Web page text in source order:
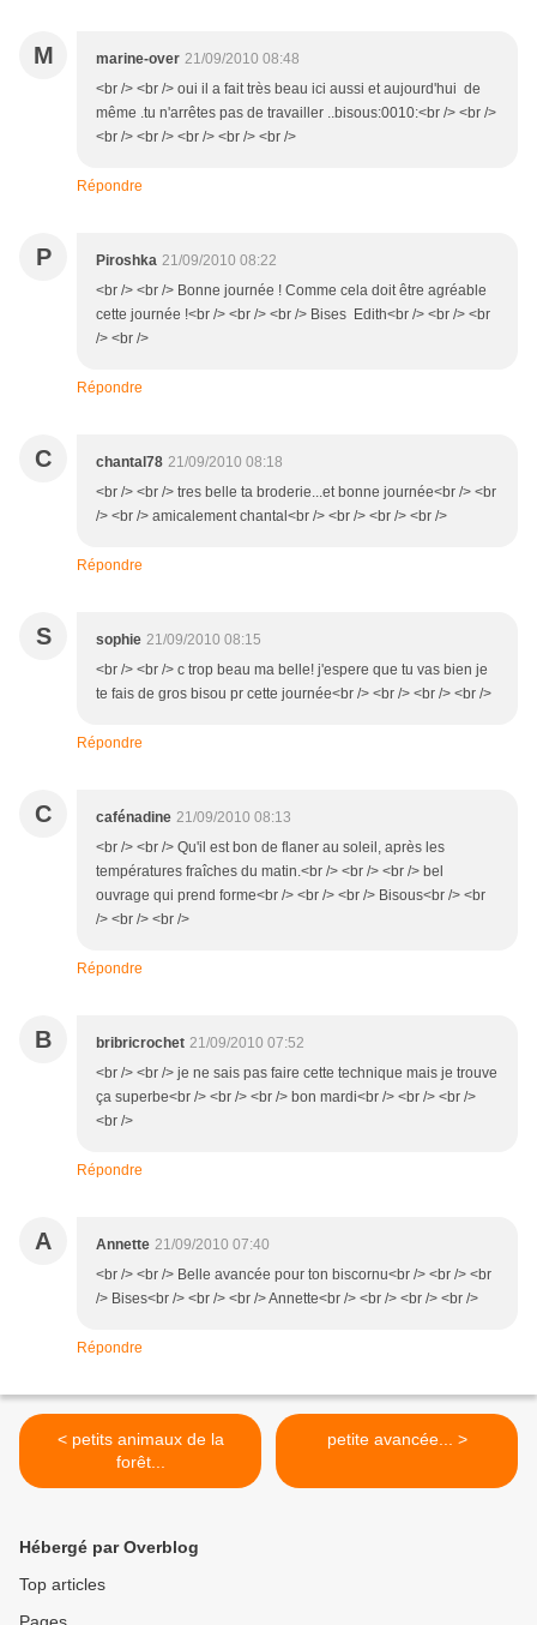
M marine-over 21/09/2010 08:48
<br /> <br /> oui il a fait très beau ici aussi et aujourd'hui de
même .tu n'arrêtes pas de travailler ..bisous:0010:<br /> <br />
<br /> <br /> <br /> <br /> <br />
Répondre
P Piroshka 21/09/2010 08:22
<br /> <br /> Bonne journée ! Comme cela doit être agréable
cette journée !<br /> <br /> <br /> Bises Edith<br /> <br /> <br
/> <br />
Répondre
C chantal78 21/09/2010 08:18
<br /> <br /> tres belle ta broderie...et bonne journée<br /> <br
/> <br /> amicalement chantal<br /> <br /> <br /> <br />
Répondre
S sophie 21/09/2010 08:15
<br /> <br /> c trop beau ma belle! j'espere que tu vas bien je
te fais de gros bisou pr cette journée<br /> <br /> <br /> <br />
Répondre
C cafénadine 21/09/2010 08:13
<br /> <br /> Qu'il est bon de flaner au soleil, après les
températures fraîches du matin.<br /> <br /> <br /> bel
ouvrage qui prend forme<br /> <br /> <br /> Bisous<br /> <br
/> <br /> <br />
Répondre
B bribricrochet 21/09/2010 07:52
<br /> <br /> je ne sais pas faire cette technique mais je trouve
ça superbe<br /> <br /> <br /> bon mardi<br /> <br /> <br />
<br />
Répondre
A Annette 21/09/2010 07:40
<br /> <br /> Belle avancée pour ton biscornu<br /> <br /> <br
/> Bises<br /> <br /> <br /> Annette<br /> <br /> <br /> <br />
Répondre
< petits animaux de la
forêt...
petite avancée... >
Hébergé par Overblog
Top articles